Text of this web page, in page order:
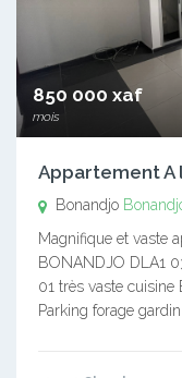
850 000 xaf
mois
Appartement A
Bonandjo
Magnifique et vaste
BONANDJO DLA1
01 très vaste cuisine
Parking forage